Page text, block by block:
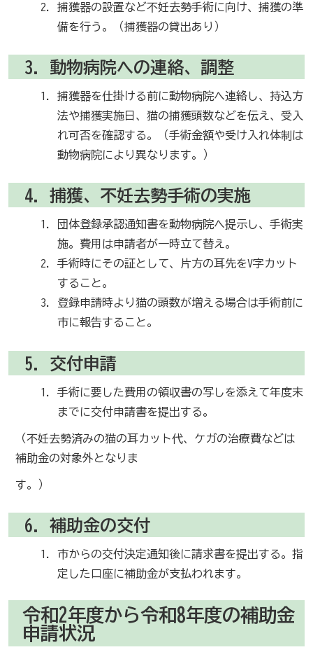
捕獲器の設置など不妊去勢手術に向け、捕獲の準
備を行う。（捕獲器の貸出あり）
3．動物病院への連絡、調整
捕獲器を仕掛ける前に動物病院へ連絡し、持込方
法や捕獲実施日、猫の捕獲頭数などを伝え、受入
れ可否を確認する。（手術金額や受け入れ体制は
動物病院により異なります。）
4．捕獲、不妊去勢手術の実施
団体登録承認通知書を動物病院へ提示し、手術実
施。費用は申請者が一時立て替え。
手術時にその証として、片方の耳先をV字カット
すること。
登録申請時より猫の頭数が増える場合は手術前に
市に報告すること。
5．交付申請
手術に要した費用の領収書の写しを添えて年度末
までに交付申請書を提出する。
（不妊去勢済みの猫の耳カット代、ケガの治療費などは
補助金の対象外となりま
す。）
6．補助金の交付
市からの交付決定通知後に請求書を提出する。指
定した口座に補助金が支払われます。
令和2年度から令和8年度の補助金
申請状況